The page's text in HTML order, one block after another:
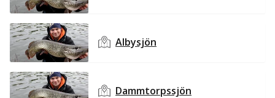
Albysjön
Dammtorpssjön